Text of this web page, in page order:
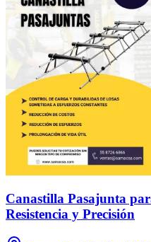
Canastilla Pasajunta
Resistencia y Precisión